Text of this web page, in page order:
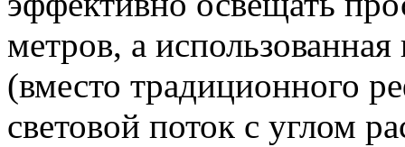
метров, а
(вместо традиционного
световой поток с углом